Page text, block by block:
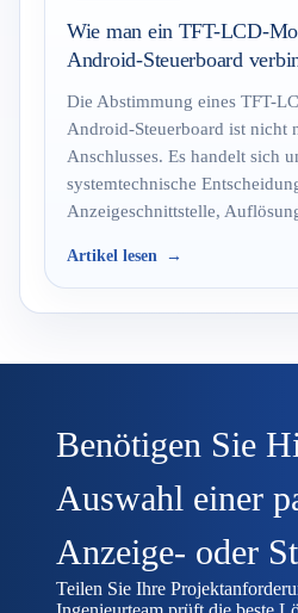
Wie man ein TFT-LCD-
Android-Steuerboard
Die Abstimmung eines TFT-
Android-Steuerboard ist nicht
Anschlusses. Es handelt sich
systemtechnische
Anzeigeschnittstelle,
Artikel lesen
Benötigen Sie
Auswahl einer
Anzeige- oder
Teilen Sie Ihre